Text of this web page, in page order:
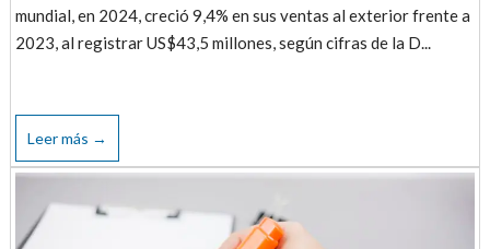
mundial, en 2024, creció 9,4% en sus ventas al exterior frente a
2023, al registrar US$43,5 millones, según cifras de la D...
Leer más →